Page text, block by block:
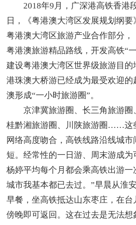
2018年9月，广深港高铁香港
日，《粤港澳大湾区发展规划纲
粤港澳大湾区旅游产业合作部分，
粤港澳旅游精品路线，开发高铁“
建设粤港澳大湾区世界级旅游目
港珠澳大桥游已经成为最受欢迎
澳形成“一小时旅游圈”。
京津冀旅游圈、长三角旅游圈
桂黔湘旅游圈、川陕旅游圈……这
网络高度吻合，高铁线路沿线城
短。经常性的一日游、周末游成
杨婷平均每个月都会乘高铁出游一
城市我基本都已去过。”早晨从淮
早餐，坐高铁抵达山东枣庄，在台
傍晚即可返回。这在过去是无法